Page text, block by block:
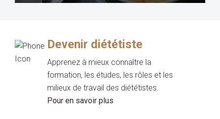
Devenir diététiste
Apprenez à mieux connaître la
formation, les études, les rôles et les
milieux de travail des diététistes.
Pour en savoir plus